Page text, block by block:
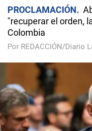
PROCLAMACIÓN
"recuperar el orden,
Colombia
Por REDACCIÓN/Diario